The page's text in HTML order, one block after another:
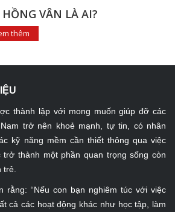
HỒNG VÂN LÀ AI?
thêm
thành lập với mong muốn giúp đỡ các
trở nên khoẻ mạnh, tự tin, có nhân
kỹ năng mềm cần thiết thông qua việc
thành một phần quan trọng sống còn
rằng: “Nếu con bạn nghiêm túc với việc
cả các hoạt động khác như học tập, làm